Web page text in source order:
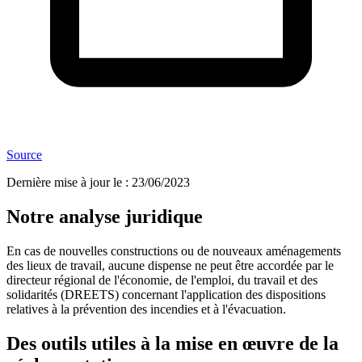
Source
Dernière mise à jour le : 23/06/2023
Notre analyse juridique
En cas de nouvelles constructions ou de nouveaux aménagements
des lieux de travail, aucune dispense ne peut être accordée par le
directeur régional de l'économie, de l'emploi, du travail et des
solidarités (DREETS) concernant l'application des dispositions
relatives à la prévention des incendies et à l'évacuation.
Des outils utiles à la mise en œuvre de la